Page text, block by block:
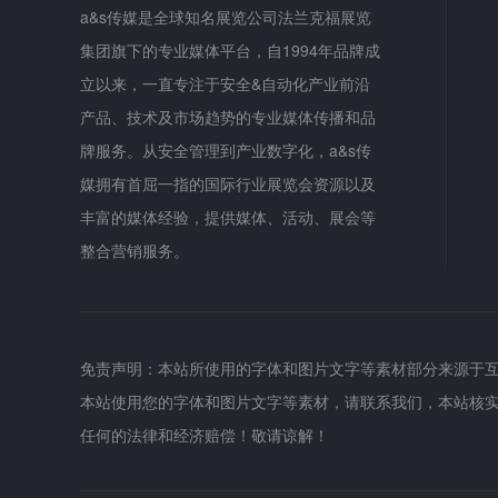
a&s传媒是全球知名展览公司法兰克福展览
集团旗下的专业媒体平台，自1994年品牌成
立以来，一直专注于安全&自动化产业前沿
产品、技术及市场趋势的专业媒体传播和品
牌服务。从安全管理到产业数字化，a&s传
媒拥有首屈一指的国际行业展览会资源以及
丰富的媒体经验，提供媒体、活动、展会等
整合营销服务。
免责声明：本站所使用的字体和图片文字等素材部分来源
本站使用您的字体和图片文字等素材，请联系我们，本站
任何的法律和经济赔偿！敬请谅解！